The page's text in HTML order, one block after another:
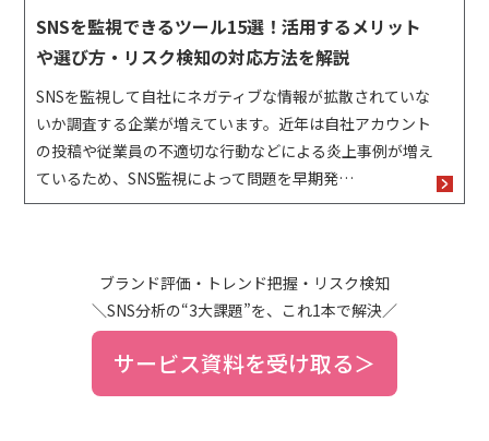
SNSを監視できるツール15選！活用するメリット
や選び方・リスク検知の対応方法を解説
SNSを監視して自社にネガティブな情報が拡散されていな
いか調査する企業が増えています。近年は自社アカウント
の投稿や従業員の不適切な行動などによる炎上事例が増え
ているため、SNS監視によって問題を早期発…
ブランド評価・トレンド把握・リスク検知
＼SNS分析の“3大課題”を、これ1本で解決／
サービス資料を受け取る＞